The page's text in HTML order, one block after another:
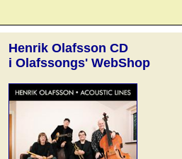
Henrik Olafsson CD
i Olafssongs' WebShop